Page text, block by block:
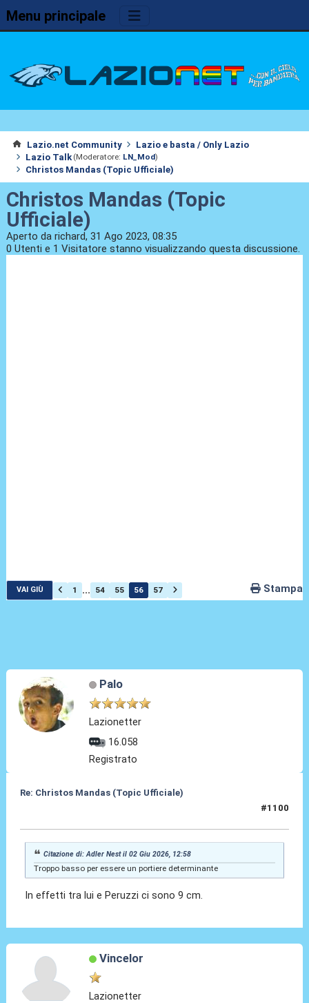
Menu principale
Lazio.net Community
Lazio e basta / Only Lazio
Lazio Talk (Moderatore: LN_Mod)
Christos Mandas (Topic Ufficiale)
Christos Mandas (Topic
Ufficiale)
Aperto da richard, 31 Ago 2023, 08:35
0 Utenti e 1 Visitatore stanno visualizzando questa discussione.
VAI GIÙ 1 ... 54 55 56 57 Stampa
Palo
Lazionetter
16.058
Registrato
Re: Christos Mandas (Topic Ufficiale)
#1100
Citazione di: Adler Nest il 02 Giu 2026, 12:58
Troppo basso per essere un portiere determinante
In effetti tra lui e Peruzzi ci sono 9 cm.
Vincelor
Lazionetter